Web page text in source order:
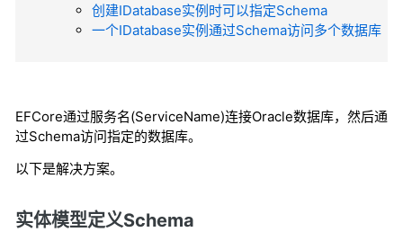
创建IDatabase实例时可以指定Schema
一个IDatabase实例通过Schema访问多个数据库
EFCore通过服务名(ServiceName)连接Oracle数据库，然后通
过Schema访问指定的数据库。
以下是解决方案。
实体模型定义Schema